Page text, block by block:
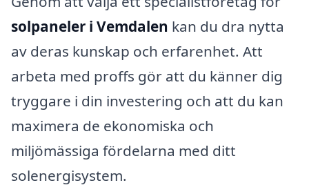
solpaneler i Vemdalen kan du dra nytta
av deras kunskap och erfarenhet. Att
arbeta med proffs gör att du känner dig
tryggare i din investering och att du kan
maximera de ekonomiska och
miljömässiga fördelarna med ditt
solenergisystem.